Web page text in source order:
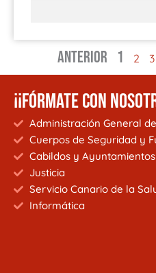
ANTERIOR 1 2 3
¡¡FÓRMATE CON
Administración General
Cuerpos de Seguridad y
Cabildos y Ayuntamientos
Justicia
Servicio Canario de la
Informática